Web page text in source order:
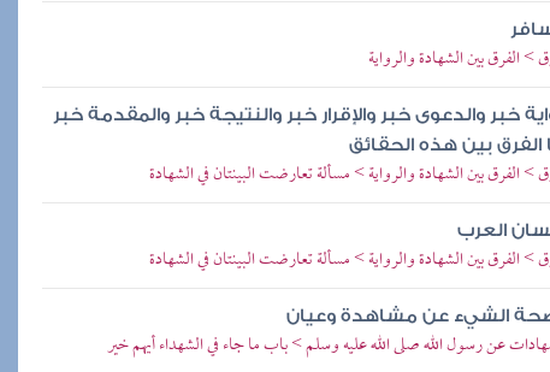
> الفرق بين الشهادة والرواية
خبر والدعوى خبر والإقرار خبر والنتيجة خبر والمقدمة خبر
بين هذه الحقائق
> الفرق بين الشهادة والرواية > مسألة تعارضت البينتان في الشهادة
العرب
> الفرق بين الشهادة والرواية > مسألة تعارضت البينتان في الشهادة
بصحة الشيء عن مشاهدة وعيان
عن رسول الله صلى الله عليه وسلم > باب ما جاء في الشهداء أيهم خير